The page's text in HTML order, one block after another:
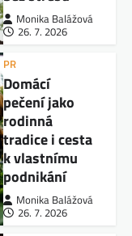
Monika Balážová
26. 7. 2026
PR
Domácí
pečení jako
rodinná
tradice i cesta
k vlastnímu
podnikání
Monika Balážová
26. 7. 2026